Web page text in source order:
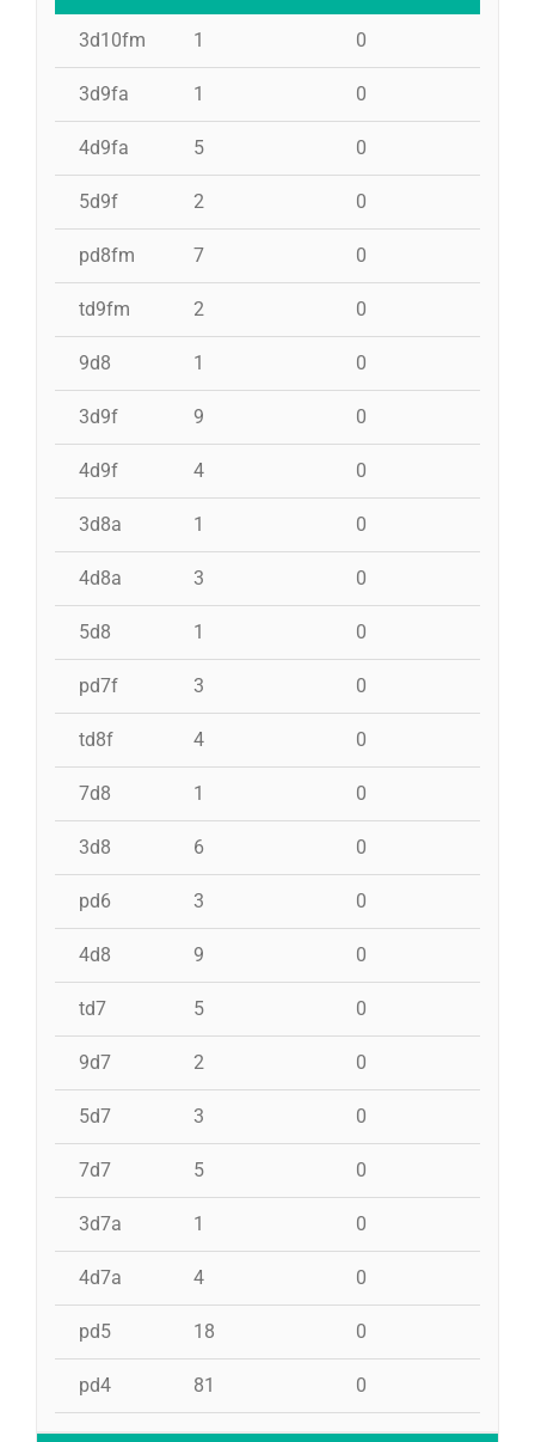
3d10fm 1 0
3d9fa 1 0
4d9fa 5 0
5d9f 2 0
pd8fm 7 0
td9fm 2 0
9d8 1 0
3d9f 9 0
4d9f 4 0
3d8a 1 0
4d8a 3 0
5d8 1 0
pd7f 3 0
td8f 4 0
7d8 1 0
3d8 6 0
pd6 3 0
4d8 9 0
td7 5 0
9d7 2 0
5d7 3 0
7d7 5 0
3d7a 1 0
4d7a 4 0
pd5 18 0
pd4 81 0